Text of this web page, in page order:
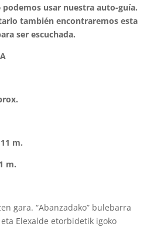
usar nuestra auto-guía.
también encontraremos esta
ser escuchada.
m.
m.
gara. “Abanzadako” bulebarra
Elexalde etorbidetik igoko